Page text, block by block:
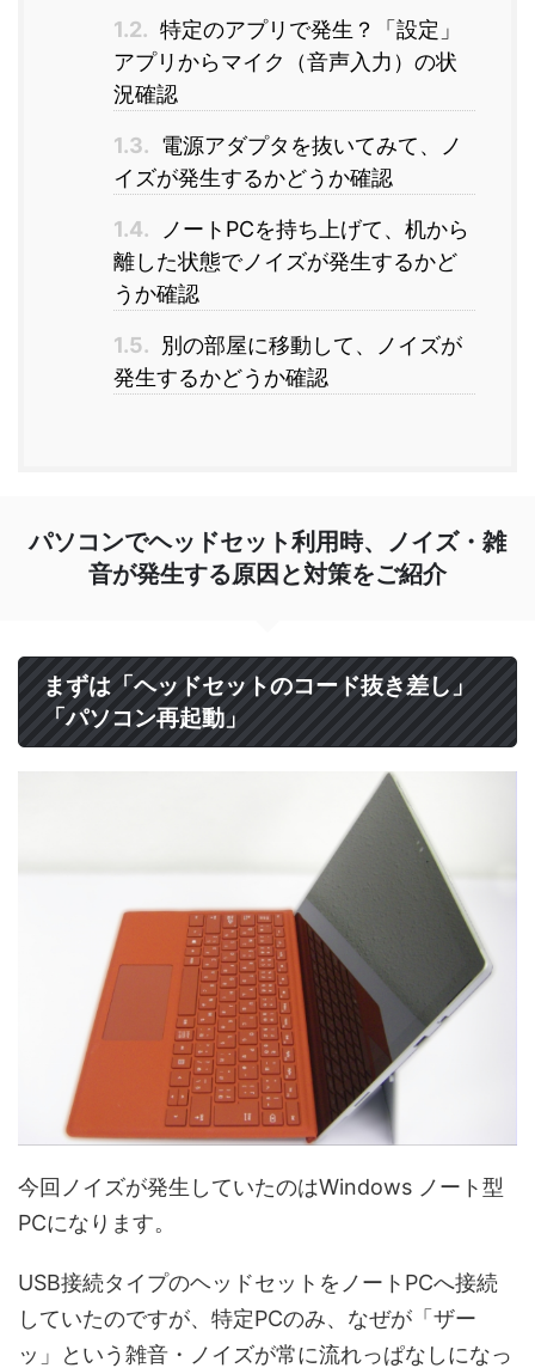
1.2. 特定のアプリで発生？「設定」
アプリからマイク（音声入力）の状
況確認
1.3. 電源アダプタを抜いてみて、ノ
イズが発生するかどうか確認
1.4.
ノートPCを持ち上げて、机から
離した状態でノイズが発生するかど
うか確認
1.5.
別の部屋に移動して、ノイズが
発生するかどうか確認
パソコンでヘッドセット利用時、ノイズ・雑
音が発生する原因と対策をご紹介
まずは「ヘッドセットのコード抜き差し」
「パソコン再起動」
今回ノイズが発生していたのはWindows ノート型
PCになります。
USB接続タイプのヘッドセットをノートPCへ接続
していたのですが、特定PCのみ、なぜが「ザー
ッ」という雑音・ノイズが常に流れっぱなしになっ